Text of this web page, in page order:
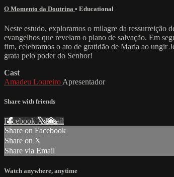
O Momento da Doutrina • Educational
Neste estudo, exploramos o milagre da
evangelhos que revelam o plano de salvação. Em
fim, celebramos o ato de gratidão de Maria ao ungir
grata pelo poder do Senhor!
Cast
Amadeu Loureiro Apresentador
Share with friends
Facebook XEmail
Share on Facebook
Share on X
Share via Email
Watch anywhere, anytime